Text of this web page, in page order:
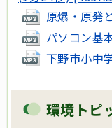
原爆・原発
パソコン基
下野市小中
環境トピ